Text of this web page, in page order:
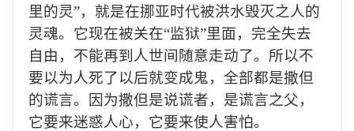
里的灵”，就是在挪亚时代被洪水毁灭之人的
灵魂。 它现在被关在“监狱”里面，完全失去
自由，不能再到人世间随意走动了。所以不
要以为人死了以后就变成鬼，全部都是撒但
的谎言。因为撒但是说谎者，是谎言之父，
它要来迷惑人心，它要来使人害怕。